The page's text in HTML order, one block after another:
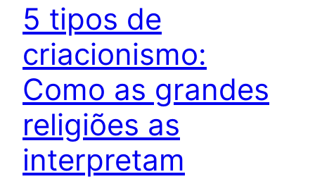
5 tipos de
criacionismo:
Como as grandes
religiões as
interpretam